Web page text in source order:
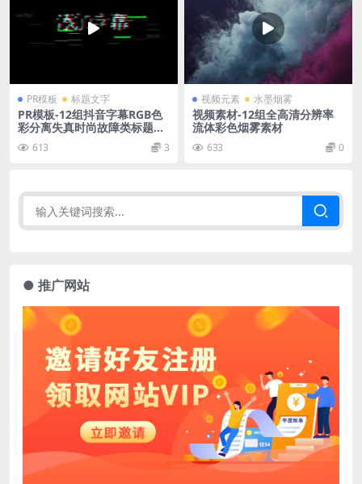
PR模板 标题文字
PR模板-12组抖音字幕RGB色
彩分离失真时尚故障类标题开
场动画字幕
613 3
视频元素 水墨烟雾
视频素材-12组全高清分辨率
流体彩色烟雾素材
633 0
● 推广网站